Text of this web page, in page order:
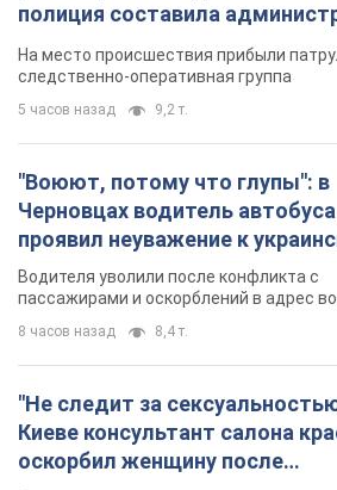
полиция составила
протокол. Видео
На место происшествия прибыли
следственно-оперативная группа
5 часов назад 9,2 т.
"Воюют, потому что глупы": в
Черновцах водитель автобуса
проявил неуважение к
военным и поплатился за это.
Видео
Водителя уволили после конфликта с
пассажирами и оскорблений в адрес
8 часов назад 8,4 т.
"Не следит за
Киеве консультант салона
оскорбил женщину после